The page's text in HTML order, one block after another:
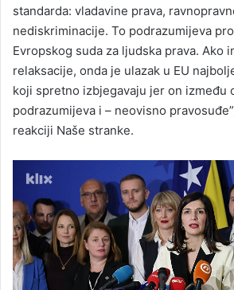
standarda: vladavine prava,
nediskriminacije. To podrazumijeva
Evropskog suda za ljudska prava. Ako
relaksacije, onda je ulazak u EU
koji spretno izbjegavaju jer on između
podrazumijeva i – neovisno
reakciji Naše stranke.